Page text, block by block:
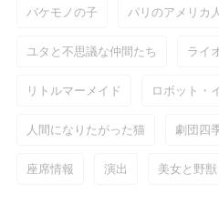
バケモノの子 パリのアメリカ人
ユタと不思議な仲間たち ライ
リトルマーメイド ロボット・
人間になりたがった猫 劇団四
座席情報 演出 美女と野獣